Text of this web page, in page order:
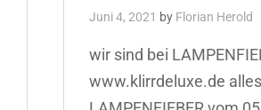
Juni 4, 2021 by Florian Herold
wir sind bei
www.klirrdeluxe.de